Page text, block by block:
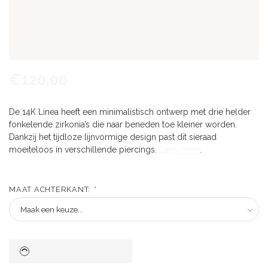
De 14K Linea heeft een minimalistisch ontwerp met drie helder
fonkelende zirkonia’s die naar beneden toe kleiner worden.
Dankzij het tijdloze lijnvormige design past dit sieraad
moeiteloos in verschillende piercings.
MAAT ACHTERKANT: *